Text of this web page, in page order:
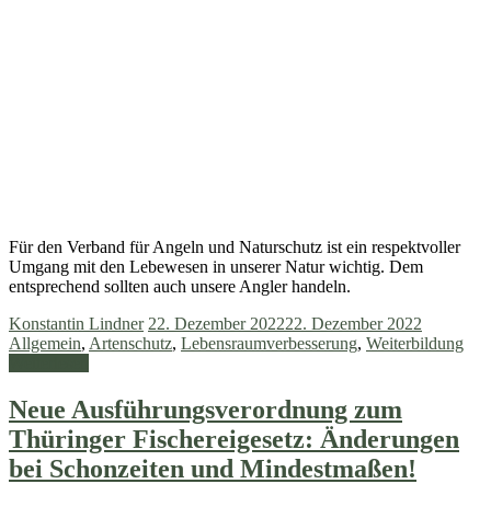
Für den Verband für Angeln und Naturschutz ist ein respektvoller
Umgang mit den Lebewesen in unserer Natur wichtig. Dem
entsprechend sollten auch unsere Angler handeln.
Konstantin Lindner 22. Dezember 202222. Dezember 2022
Allgemein, Artenschutz, Lebensraumverbesserung, Weiterbildung
Neue Ausführungsverordnung zum
Thüringer Fischereigesetz: Änderungen
bei Schonzeiten und Mindestmaßen!